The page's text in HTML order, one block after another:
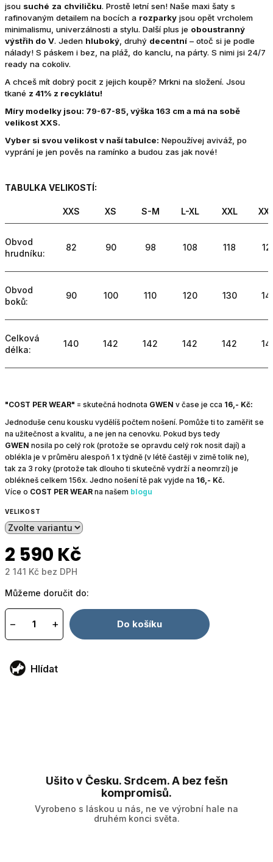
jsou suché za chviličku. Prostě letní sen! Naše maxi šaty s
rafinovaným detailem na bocích a rozparky jsou opět vrcholem
minimalismu, univerzálnosti a stylu. Další plus je oboustranný
výstřih do V. Jeden hluboký , druhý decentní – otoč si je podle
nálady! S páskem i bez, na pláž, do kanclu, na párty. S nimi jsi 24/7
ready na cokoliv.
A chceš mít dobrý pocit z jejich koupě? Mrkni na složení. Jsou
tkané z 41% z recyklátu!
Míry modelky jsou: 79-67-85, výška 163 cm a má na sobě
velikost XXS.
Vyber si svou velikost v naší tabulce: Nepoužívej aviváž, po
vyprání je jen pověs na ramínko a budou zas jak nové!
TABULKA VELIKOSTÍ:
XXS XS S-M L-XL XXL
Obvod
hrudníku:
82 90 98 108 118
Obvod
boků:
90 100 110 120 130
Celková
délka:
140 142 142 142 142
"COST PER WEAR" = skutečná hodnota GWEN v čase je cca 16,- Kč:
Jednoduše cenu kousku vydělíš počtem nošení. Pomůže ti to zaměřit se
na užitečnost a kvalitu, a ne jen na cenovku. Pokud bys tedy
GWEN nosila po celý rok (protože se opravdu celý rok nosit dají) a
oblékla je v průměru alespoň 1 x týdně (v létě častěji v zimě tolik ne),
tak za 3 roky (protože tak dlouho ti skutečně vydrží a neomrzí) je
oblékneš celkem 156x. Jedno nošení tě pak vyjde na 16,- Kč.
Více o COST PER WEAR na našem blogu
VELIKOST
2 590 Kč
2 141 Kč bez DPH
cena:
Můžeme doručit do:
+
− Do košíku
Hlídat
Ušito v Česku. Srdcem. A bez fešn
kompromisů.
Vyrobeno s láskou u nás, ne ve výrobní hale na
druhém konci světa.